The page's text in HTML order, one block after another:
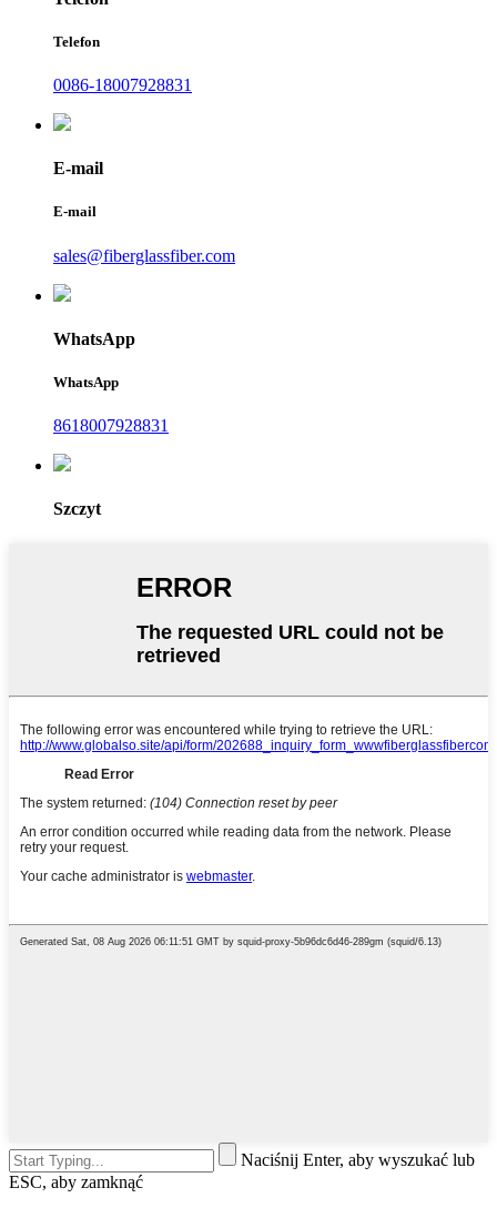
Telefon
0086-18007928831
E-mail
E-mail
sales@fiberglassfiber.com
WhatsApp
WhatsApp
8618007928831
Szczyt
Naciśnij Enter, aby wyszukać lub
ESC, aby zamknąć